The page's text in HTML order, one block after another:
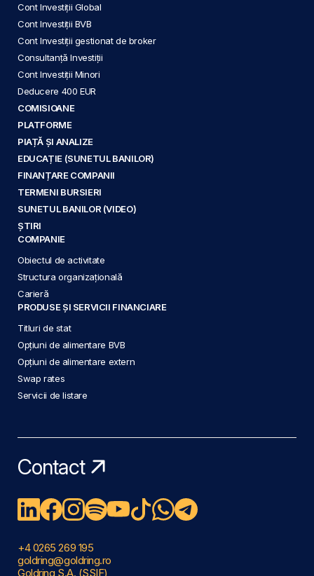
Cont Investiții Global
Cont Investiții BVB
Cont Investiții gestionat de broker
Consultanță Investiții
Cont Investiții Minori
Deducere 400 EUR
COMISIOANE
PLATFORME
PIAȚĂ ȘI ANALIZE
EDUCAȚIE (SUNETUL BANILOR)
FINANȚARE COMPANII
TERMENI BURSIERI
SUNETUL BANILOR (VIDEO)
ȘTIRI
COMPANIE
Obiectul de activitate
Structura organizațională
Carieră
PRODUSE ȘI SERVICII FINANCIARE
Titluri de stat
Opțiuni de alimentare BVB
Opțiuni de alimentare extern
Swap rates
Servicii de listare
Contact
+4 0265 269 195
goldring@goldring.ro
Goldring S.A. (SSIF)